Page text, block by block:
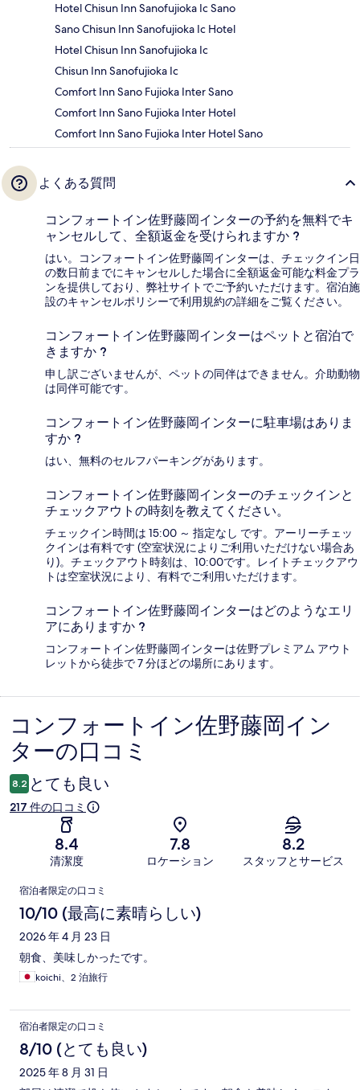
Hotel Chisun Inn Sanofujioka Ic Sano
Sano Chisun Inn Sanofujioka Ic Hotel
Hotel Chisun Inn Sanofujioka Ic
Chisun Inn Sanofujioka Ic
Comfort Inn Sano Fujioka Inter Sano
Comfort Inn Sano Fujioka Inter Hotel
Comfort Inn Sano Fujioka Inter Hotel Sano
よくある質問
コンフォートイン佐野藤岡インターの予約を無料でキ
ャンセルして、全額返金を受けられますか ?
はい。コンフォートイン佐野藤岡インターは、チェックイン日
の数日前までにキャンセルした場合に全額返金可能な料金プラ
ンを提供しており、弊社サイトでご予約いただけます。宿泊施
設のキャンセルポリシーで利用規約の詳細をご覧ください。
コンフォートイン佐野藤岡インターはペットと宿泊で
きますか ?
申し訳ございませんが、ペットの同伴はできません。介助動物
は同伴可能です。
コンフォートイン佐野藤岡インターに駐車場はありま
すか ?
はい、無料のセルフパーキングがあります。
コンフォートイン佐野藤岡インターのチェックインと
チェックアウトの時刻を教えてください。
チェックイン時間は 15:00 ～ 指定なし です。アーリーチェッ
クインは有料です (空室状況によりご利用いただけない場合あ
り)。チェックアウト時刻は、10:00です。レイトチェックアウ
トは空室状況により、有料でご利用いただけます。
コンフォートイン佐野藤岡インターはどのようなエリ
アにありますか ?
コンフォートイン佐野藤岡インターは佐野プレミアム アウト
レットから徒歩で 7 分ほどの場所にあります。
口
コ
ミ
コンフォートイン佐野藤岡イン
ターの口コミ
8.2 とても良い
217 件の口コミ
8.4
清潔度
7.8
ロケーション
8.2
スタッフとサービス
口
コ
ミ
宿泊者限定の口コミ
10/10 (最高に素晴らしい)
2026 年 4 月 23 日
朝食、美味しかったです。
koichi、2 泊旅行
宿泊者限定の口コミ
8/10 (とても良い)
2025 年 8 月 31 日